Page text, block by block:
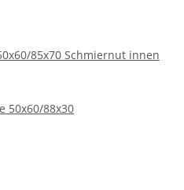
85x70 Schmiernut innen